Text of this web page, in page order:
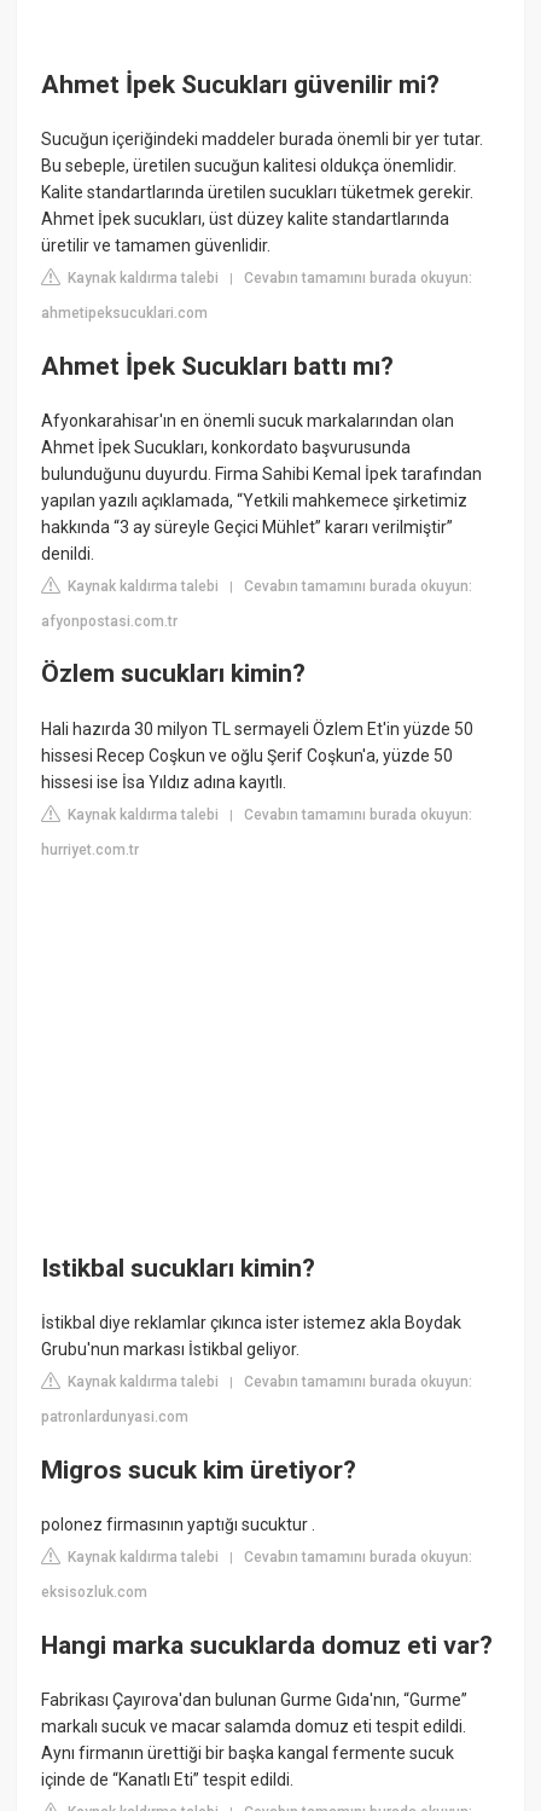
Ahmet İpek Sucukları güvenilir mi?
Sucuğun içeriğindeki maddeler burada önemli bir yer tutar.
Bu sebeple, üretilen sucuğun kalitesi oldukça önemlidir.
Kalite standartlarında üretilen sucukları tüketmek gerekir.
Ahmet İpek sucukları, üst düzey kalite standartlarında
üretilir ve tamamen güvenlidir.
Kaynak kaldırma talebi |Cevabın tamamını burada okuyun:
ahmetipeksucuklari.com
Ahmet İpek Sucukları battı mı?
Afyonkarahisar'ın en önemli sucuk markalarından olan
Ahmet İpek Sucukları, konkordato başvurusunda
bulunduğunu duyurdu. Firma Sahibi Kemal İpek tarafından
yapılan yazılı açıklamada, “Yetkili mahkemece şirketimiz
hakkında “3 ay süreyle Geçici Mühlet” kararı verilmiştir”
denildi.
Kaynak kaldırma talebi |Cevabın tamamını burada okuyun:
afyonpostasi.com.tr
Özlem sucukları kimin?
Hali hazırda 30 milyon TL sermayeli Özlem Et'in yüzde 50
hissesi Recep Coşkun ve oğlu Şerif Coşkun'a, yüzde 50
hissesi ise İsa Yıldız adına kayıtlı.
Kaynak kaldırma talebi |Cevabın tamamını burada okuyun:
hurriyet.com.tr
Istikbal sucukları kimin?
İstikbal diye reklamlar çıkınca ister istemez akla Boydak
Grubu'nun markası İstikbal geliyor.
Kaynak kaldırma talebi |Cevabın tamamını burada okuyun:
patronlardunyasi.com
Migros sucuk kim üretiyor?
polonez firmasının yaptığı sucuktur .
Kaynak kaldırma talebi |Cevabın tamamını burada okuyun:
eksisozluk.com
Hangi marka sucuklarda domuz eti var?
Fabrikası Çayırova'dan bulunan Gurme Gıda'nın, “Gurme”
markalı sucuk ve macar salamda domuz eti tespit edildi.
Aynı firmanın ürettiği bir başka kangal fermente sucuk
içinde de “Kanatlı Eti” tespit edildi.